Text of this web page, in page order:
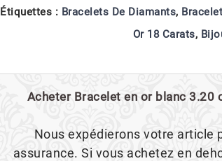
Étiquettes : Bracelets De Diamants,
Or 18 Carats,
Acheter Bracelet en or blanc 3.20
Nous expédierons votre article
assurance. Si vous achetez en